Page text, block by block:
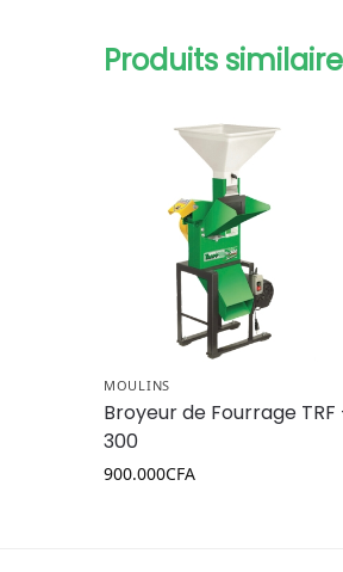
Produits
MOULINS
Broyeur de Fourrage TRF
300
900.000CFA